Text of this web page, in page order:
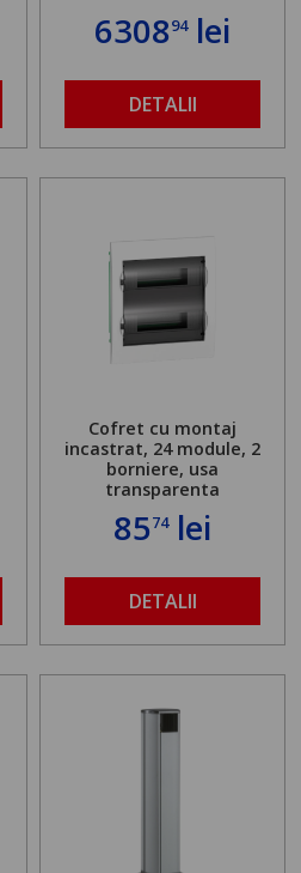
630894lei
DETALII
Cofret cu montaj
incastrat, 24 module, 2
borniere, usa
transparenta
8574lei
DETALII